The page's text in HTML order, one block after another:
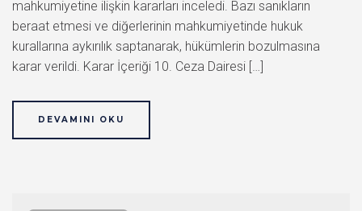
mahkumiyetine ilişkin kararları inceledi. Bazı sanıkların
beraat etmesi ve diğerlerinin mahkumiyetinde hukuk
kurallarına aykırılık saptanarak, hükümlerin bozulmasına
karar verildi. Karar İçeriği 10. Ceza Dairesi […]
DEVAMINI OKU